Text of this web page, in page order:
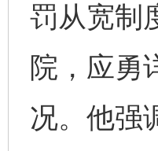
罚从宽制
院，应勇
况。他强